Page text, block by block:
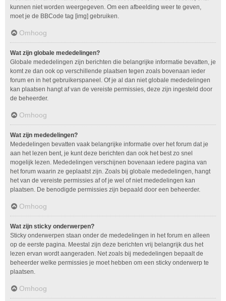
kunnen niet worden weergegeven. Om een afbeelding weer te geven,
moet je de BBCode tag [img] gebruiken.
Omhoog
Wat zijn globale mededelingen?
Globale mededelingen zijn berichten die belangrijke informatie bevatten, je
komt ze dan ook op verschillende plaatsen tegen zoals bovenaan ieder
forum en in het gebruikerspaneel. Of je al dan niet globale mededelingen
kan plaatsen hangt af van de vereiste permissies, deze zijn ingesteld door
de beheerder.
Omhoog
Wat zijn mededelingen?
Mededelingen bevatten vaak belangrijke informatie over het forum dat je
aan het lezen bent, je kunt deze berichten dan ook het best zo snel
mogelijk lezen. Mededelingen verschijnen bovenaan iedere pagina van
het forum waarin ze geplaatst zijn. Zoals bij globale mededelingen, hangt
het van de vereiste permissies af of je wel of niet mededelingen kan
plaatsen. De benodigde permissies zijn bepaald door een beheerder.
Omhoog
Wat zijn sticky onderwerpen?
Sticky onderwerpen staan onder de mededelingen in het forum en alleen
op de eerste pagina. Meestal zijn deze berichten vrij belangrijk dus het
lezen ervan wordt aangeraden. Net zoals bij mededelingen bepaalt de
beheerder welke permissies je moet hebben om een sticky onderwerp te
plaatsen.
Omhoog